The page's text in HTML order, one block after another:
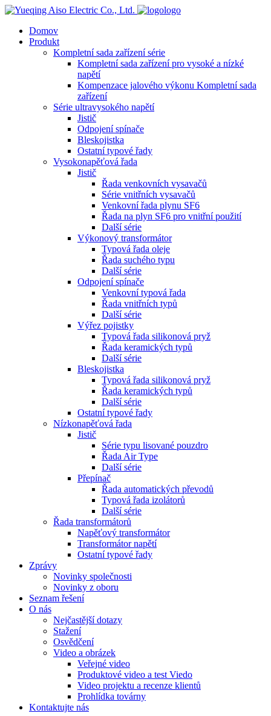
logo
Domov
Produkt
Kompletní sada zařízení série
Kompletní sada zařízení pro vysoké a nízké
napětí
Kompenzace jalového výkonu Kompletní sada
zařízení
Série ultravysokého napětí
Jistič
Odpojení spínače
Bleskojistka
Ostatní typové řady
Vysokonapěťová řada
Jistič
Řada venkovních vysavačů
Série vnitřních vysavačů
Venkovní řada plynu SF6
Řada na plyn SF6 pro vnitřní použití
Další série
Výkonový transformátor
Typová řada oleje
Řada suchého typu
Další série
Odpojení spínače
Venkovní typová řada
Řada vnitřních typů
Další série
Výřez pojistky
Typová řada silikonová pryž
Řada keramických typů
Další série
Bleskojistka
Typová řada silikonová pryž
Řada keramických typů
Další série
Ostatní typové řady
Nízkonapěťová řada
Jistič
Série typu lisované pouzdro
Řada Air Type
Další série
Přepínač
Řada automatických převodů
Typová řada izolátorů
Další série
Řada transformátorů
Napěťový transformátor
Transformátor napětí
Ostatní typové řady
Zprávy
Novinky společnosti
Novinky z oboru
Seznam řešení
O nás
Nejčastější dotazy
Stažení
Osvědčení
Video a obrázek
Veřejné video
Produktové video a test Viedo
Video projektu a recenze klientů
Prohlídka továrny
Kontaktujte nás